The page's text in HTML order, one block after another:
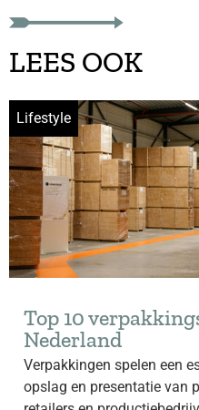
LEES OOK
Lifestyle
Top 10
Nederland
Verpakkingen spelen een
opslag en presentatie van